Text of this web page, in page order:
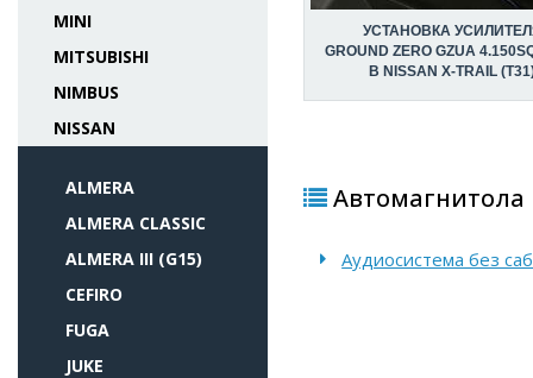
MINI
MITSUBISHI
NIMBUS
NISSAN
ALMERA
ALMERA CLASSIC
ALMERA III (G15)
CEFIRO
FUGA
JUKE
УСТАНОВКА
GROUND ZERO GZUA
В NISSAN X-TRAIL
Автомагнитола
Аудиосистема без